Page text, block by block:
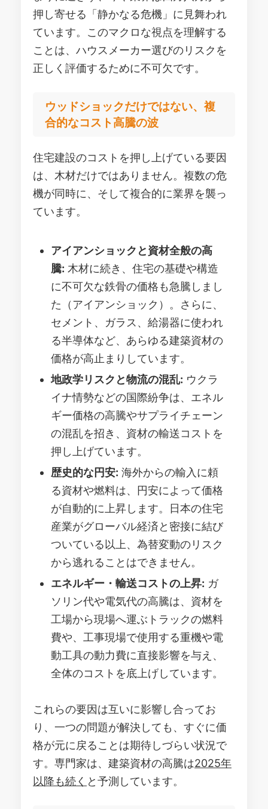
押し寄せる「静かなる危機」に見舞われ
ています。このマクロな視点を理解する
ことは、ハウスメーカー選びのリスクを
正しく評価するために不可欠です。
ウッドショックだけではない、複
合的なコスト高騰の波
住宅建設のコストを押し上げている要因
は、木材だけではありません。複数の危
機が同時に、そして複合的に業界を襲っ
ています。
アイアンショックと資材全般の高
騰: 木材に続き、住宅の基礎や構造
に不可欠な鉄骨の価格も急騰しまし
た（アイアンショック）。さらに、
セメント、ガラス、給湯器に使われ
る半導体など、あらゆる建築資材の
価格が高止まりしています。
地政学リスクと物流の混乱: ウクラ
イナ情勢などの国際紛争は、エネル
ギー価格の高騰やサプライチェーン
の混乱を招き、資材の輸送コストを
押し上げています。
歴史的な円安: 海外からの輸入に頼
る資材や燃料は、円安によって価格
が自動的に上昇します。日本の住宅
産業がグローバル経済と密接に結び
ついている以上、為替変動のリスク
から逃れることはできません。
エネルギー・輸送コストの上昇: ガ
ソリン代や電気代の高騰は、資材を
工場から現場へ運ぶトラックの燃料
費や、工事現場で使用する重機や電
動工具の動力費に直接影響を与え、
全体のコストを底上げしています。
これらの要因は互いに影響し合ってお
り、一つの問題が解決しても、すぐに価
格が元に戻ることは期待しづらい状況で
す。専門家は、建築資材の高騰は2025年
以降も続く と予測しています。